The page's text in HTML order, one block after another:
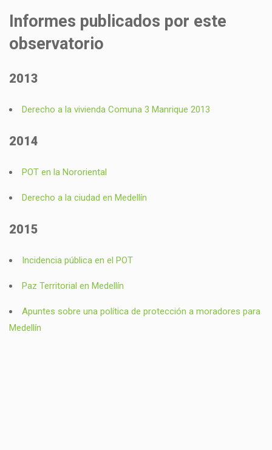
Informes publicados por este
observatorio
2013
Derecho a la vivienda Comuna 3 Manrique 2013
2014
POT en la Nororiental
Derecho a la ciudad en Medellín
2015
Incidencia pública en el POT
Paz Territorial en Medellín
Apuntes sobre una política de protección a moradores para
Medellín